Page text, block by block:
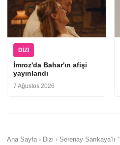
DIZI
İmroz'da Bahar'ın afişi
yayınlandı
7 Ağustos 2026
Ana Sayfa › Dizi › Serenay